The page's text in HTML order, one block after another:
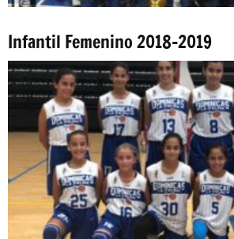
Infantil Femenino 2018-2019